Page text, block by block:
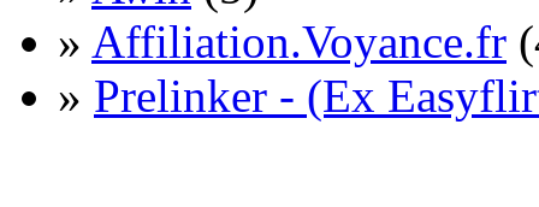
» Affiliation.Voyance.fr
» Prelinker - (Ex